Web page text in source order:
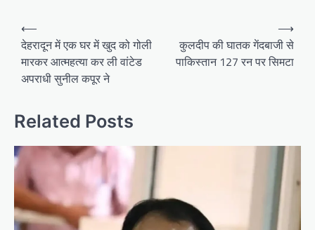
Post
navigation
⟵
देहरादून में एक घर में खुद को गोली
मारकर आत्महत्या कर ली वांटेड
अपराधी सुनील कपूर ने
कुलदीप की घातक गेंदबाजी से
पाकिस्तान 127 रन पर सिमटा
⟶
Related Posts